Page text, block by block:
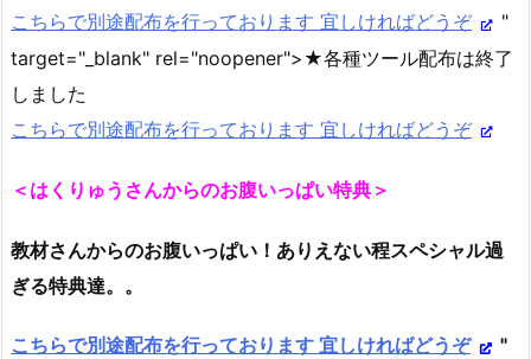
こちらで別途配布を行っております 宜しければどうぞ
"
target="_blank" rel="noopener">★各種ツール配布は終了
しました
こちらで別途配布を行っております 宜しければどうぞ
＜はくりゅうさんからのお腹いっぱい特典＞
教材さんからのお腹いっぱい！ありえない程スペシャル過
ぎる特典達。。
こちらで別途配布を行っております 宜しければどうぞ
"